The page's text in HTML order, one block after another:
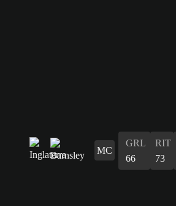
MC
GRL
66
RIT
73